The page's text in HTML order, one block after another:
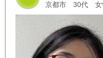
京都市 30代 女